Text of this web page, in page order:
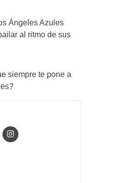
Ángeles Azules
al ritmo de sus
siempre te pone a